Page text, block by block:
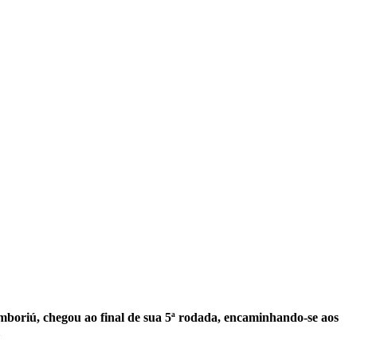
chegou ao final de sua 5ª rodada, encaminhando-se aos